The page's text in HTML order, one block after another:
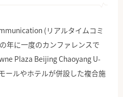
(リアルタイムコミ
年に一度のカンファレンスで
Plaza Beijing Chaoyang U-
ールやホテルが併設した複合施